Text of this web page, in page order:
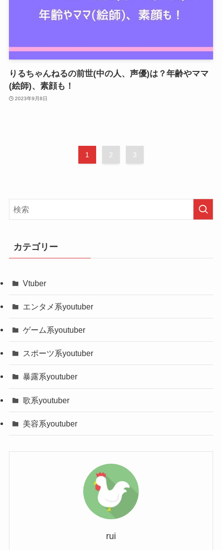
りるちゃんねるの前世(中の人、声優)は？年齢やママ
(絵師)、素顔も！
2023年9月8日
1 2 3
カテゴリー
Vtuber
エンタメ系youtuber
ゲーム系youtuber
スポーツ系youtuber
暴露系youtuber
歌系youtuber
美容系youtuber
rui